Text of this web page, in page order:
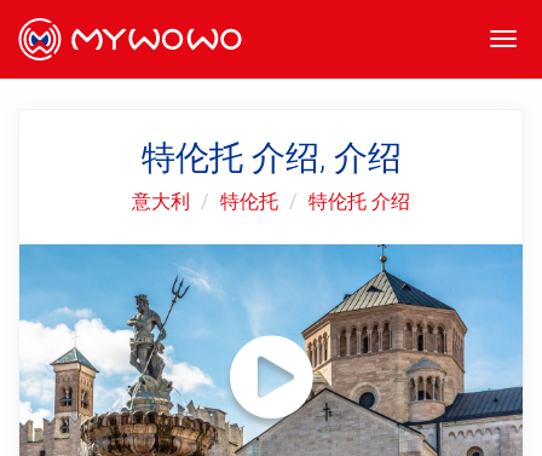
特伦托 介绍, 介绍
意大利 特伦托 特伦托 介绍